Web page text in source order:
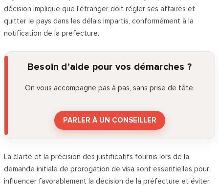
décision implique que l’étranger doit régler ses affaires et
quitter le pays dans les délais impartis, conformément à la
notification de la préfecture.
Besoin d’aide pour vos démarches ?
On vous accompagne pas à pas, sans prise de tête.
PARLER À UN CONSEILLER
La clarté et la précision des justificatifs fournis lors de la
demande initiale de prorogation de visa sont essentielles pour
influencer favorablement la décision de la préfecture et éviter